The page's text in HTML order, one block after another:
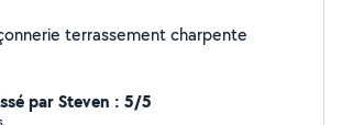
terrassement charpente
par Steven : 5/5